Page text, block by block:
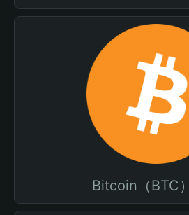
Bitcoin（BTC